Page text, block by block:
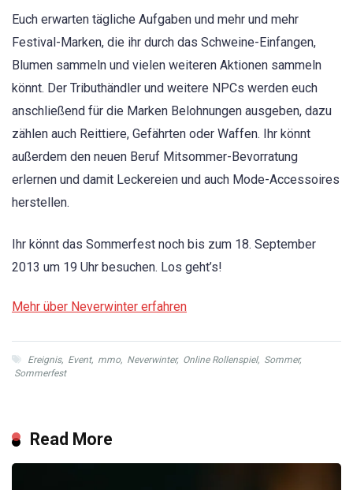
Euch erwarten tägliche Aufgaben und mehr und mehr
Festival-Marken, die ihr durch das Schweine-Einfangen,
Blumen sammeln und vielen weiteren Aktionen sammeln
könnt. Der Tributhändler und weitere NPCs werden euch
anschließend für die Marken Belohnungen ausgeben, dazu
zählen auch Reittiere, Gefährten oder Waffen. Ihr könnt
außerdem den neuen Beruf Mitsommer-Bevorratung
erlernen und damit Leckereien und auch Mode-Accessoires
herstellen.
Ihr könnt das Sommerfest noch bis zum 18. September
2013 um 19 Uhr besuchen. Los geht’s!
Mehr über Neverwinter erfahren
Ereignis, Event, mmo, Neverwinter, Online Rollenspiel, Sommer,
Sommerfest
Read More